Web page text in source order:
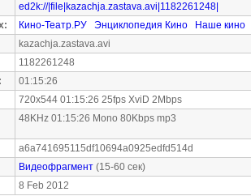
ed2k://|file|kazachja.zastava.avi|1182261248|
Кино-Театр.РУ Энциклопедия Кино
Наше кино
kazachja.zastava.avi
1182261248
01:15:26
720x544 01:15:26 25fps XviD 2Mbps
48KHz 01:15:26 Mono 80Kbps mp3
a6a741695115df10694a0925edfd514d
Видеофрагмент (15-60 сек)
8 Feb 2012